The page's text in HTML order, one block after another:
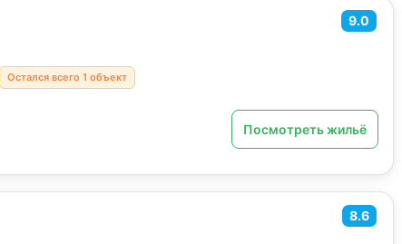
9.0
Остался всего 1 объект
Посмотреть жильё
8.6